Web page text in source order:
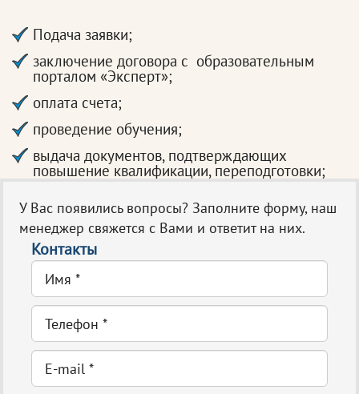
Подача заявки;
заключение договора с образовательным
порталом «Эксперт»;
оплата счета;
проведение обучения;
выдача документов, подтверждающих
повышение квалификации, переподготовки;
У Вас появились вопросы? Заполните форму, наш
менеджер свяжется с Вами и ответит на них.
Контакты